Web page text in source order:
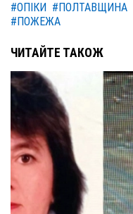
#ОПІКИ #ПОЛТАВЩИНА
#ПОЖЕЖА
ЧИТАЙТЕ ТАКОЖ